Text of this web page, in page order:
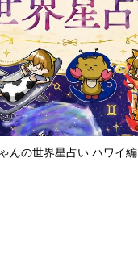
んの世界星占い ハワイ編